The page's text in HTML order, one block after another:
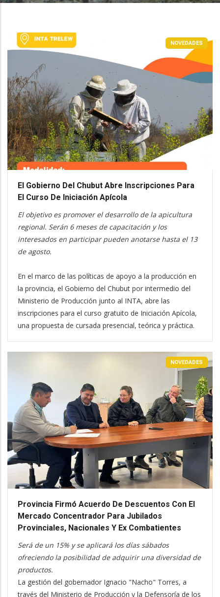
NOVEDADES
El Gobierno Del Chubut Abre Inscripciones Para
El Curso De Iniciación Apícola
El objetivo es promover el desarrollo de la apicultura
regional. Serán 6 meses de capacitación y los
interesados en participar pueden anotarse hasta el 13
de agosto.
En el marco de las políticas de apoyo a la producción en
la provincia, el Gobierno del Chubut por intermedio del
Ministerio de Producción junto al INTA, abre las
inscripciones para el curso gratuito de Iniciación Apícola,
una propuesta de cursada presencial, teórica y práctica.
NOVEDADES
Provincia Firmó Acuerdo De Descuentos Con El
Mercado Concentrador Para Jubilados
Provinciales, Nacionales Y Ex Combatientes
Será de un 15% y se aplicará los días sábados
ofreciendo la posibilidad de adquirir una diversidad de
productos.
La gestión del gobernador Ignacio "Nacho" Torres, a
través del Ministerio de Producción y la Defensoría de los